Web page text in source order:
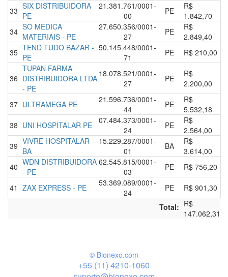
33 SIX DISTRIBUIDORA
PE
21.381.761/0001-
00
PE
R$
1.842,70
34 SO MEDICA
MATERIAIS - PE
27.650.356/0001-
27
PE
R$
2.849,40
35 TEND TUDO BAZAR -
PE
50.145.448/0001-
71
PE R$ 210,00
36
TUPAN FARMA
DISTRIBUIDORA LTDA
- PE
18.078.521/0001-
27
PE
R$
2.200,00
37 ULTRAMEGA PE
21.596.736/0001-
44
PE
R$
5.532,18
38 UNI HOSPITALAR PE
07.484.373/0001-
24
PE
R$
2.564,00
39 VIVRE HOSPITALAR -
BA
15.229.287/0001-
01
BA
R$
3.614,00
40 WDN DISTRIBUIDORA
- PE
62.545.815/0001-
03
PE R$ 756,20
41 ZAX EXPRESS - PE
53.369.089/0001-
24
PE
R$ 901,30
Total: R$
147.062,31
© Bionexo.com
+55 (11) 4210-1060